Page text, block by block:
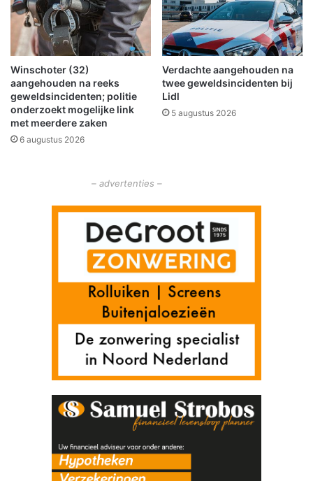
Winschoter (32)
aangehouden na reeks
geweldsincidenten; politie
onderzoekt mogelijke link
met meerdere zaken
6 augustus 2026
Verdachte aangehouden na
twee geweldsincidenten bij
Lidl
5 augustus 2026
– advertenties –